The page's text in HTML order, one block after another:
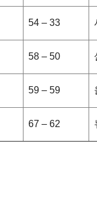
54 – 33
58 – 50
59 – 59
67 – 62